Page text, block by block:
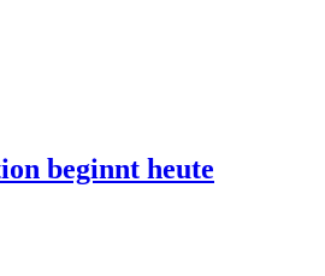
beginnt heute